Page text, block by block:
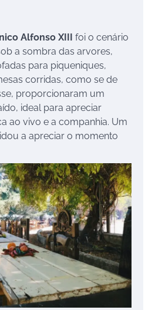
Alfonso XIII
foi o cenário
a sombra das arvores,
para piqueniques,
corridas, como se de
proporcionaram um
ideal para apreciar
ao vivo e a companhia. Um
a apreciar o momento